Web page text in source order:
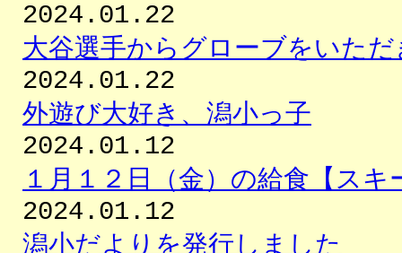
2024.01.22
大谷選手からグローブをいた
2024.01.22
外遊び大好き、潟小っ子
2024.01.12
１月１２日（金）の給食【ス
2024.01.12
潟小だよりを発行しました